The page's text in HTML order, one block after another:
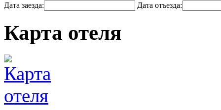
Дата заезда: Дата отъезда:
Карта отеля